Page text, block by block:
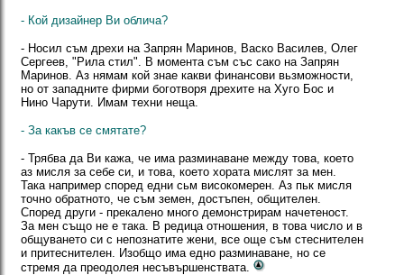
- Кой дизайнер Ви облича?
- Носил съм дрехи на Запрян Маринов, Васко Василев, Олег
Сергеев, "Рила стил". В момента съм със сако на Запрян
Маринов. Аз нямам кой знае какви финансови вьзможности,
но от западните фирми боготворя дрехите на Хуго Бос и
Нино Чарути. Имам техни неща.
- За какъв се смятате?
- Трябва да Ви кажа, че има разминаване между това, което
аз мисля за себе си, и това, което хората мислят за мен.
Така например според едни сьм високомерен. Аз пьк мисля
точно обратното, че съм земен, достъпен, общителен.
Според други - прекалено много демонстрирам начетеност.
За мен също не е така. В редица отношения, в това число и в
общуването си с непознатите жени, все още съм стеснителен
и притеснителен. Изобщо има едно разминаване, но се
стремя да преодолея несъвършенствата.